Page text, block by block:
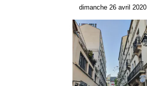
dimanche 26 avril 2020